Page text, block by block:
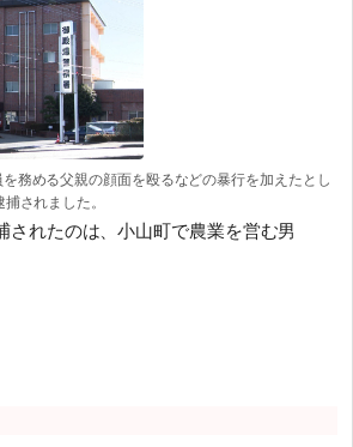
務める父親の顔面を殴るなどの暴行を加えたとし
されました。
されたのは、小山町で農業を営む男